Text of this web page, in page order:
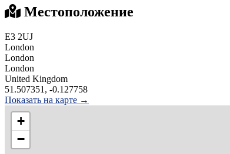
Местоположение
E3 2UJ
London
London
London
United Kingdom
51.507351, -0.127758
Показать на карте →
+
−